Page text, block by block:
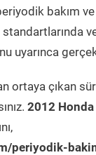
bakım ve
uyarınca
ortaya çıkan
2012
periyodik-